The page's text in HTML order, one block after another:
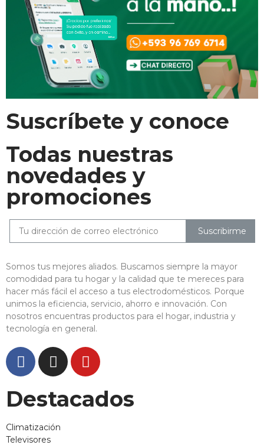
Suscríbete y conoce
Todas nuestras
novedades y
promociones
Suscribirme
Somos tus mejores aliados. Buscamos siempre la mayor
comodidad para tu hogar y la calidad que te mereces para
hacer más fácil el acceso a tus electrodomésticos. Porque
unimos la eficiencia, servicio, ahorro e innovación. Con
nosotros encuentras productos para el hogar, industria y
tecnología en general.
Destacados
Climatización
Televisores